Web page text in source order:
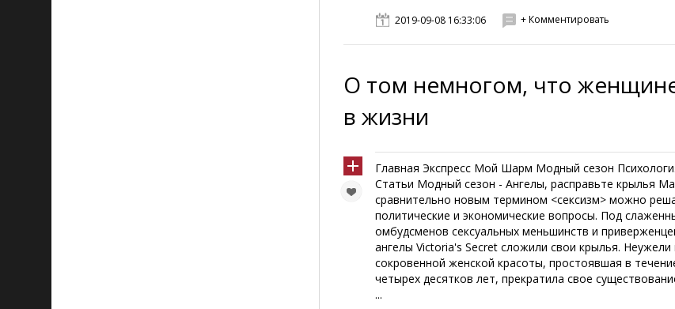
2019-09-08 16:33:06 + Комментировать
О том немногом, что
в жизни
Главная Экспресс Мой Шарм Модный сезон
Статьи Модный сезон - Ангелы, расправьте крылья
сравнительно новым термином <сексизм> можно
политические и экономические вопросы. Под
омбудсменов сексуальных меньшинств и
ангелы Victoria's Secret сложили свои крылья.
сокровенной женской красоты, простоявшая в
четырех десятков лет, прекратила свое
...